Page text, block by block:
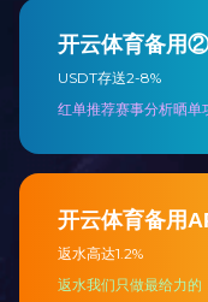
米兰milan（中国）丨 关于我们